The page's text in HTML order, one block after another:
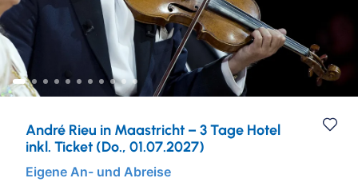
Städtereisen
Eventreisen
Musicalreisen
Elbphilharmonie Hamburg
Ruhr & Rhein
Europa
Mein Schiff Kombireisen
Mein Schiff Kreuzfahrten
Mosel Kreuzfahrten
Rhein Kreuzfahrten
André Rieu in Maastricht – 3 Tage Hotel
inkl. Ticket (Do., 01.07.2027)
Eigene An- und Abreise